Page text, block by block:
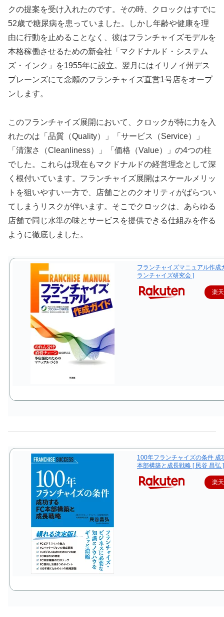
クの提案を受け入れたのです。その時、クロックはすでに
52歳で糖尿病を患っていました。しかし年齢や健康を理
由に行動を止めることなく、彼はフランチャイズモデルを
本格稼働させるための新会社「マクドナルド・システム
ズ・インク」を1955年に設立。翌月にはイリノイ州デス
プレーンズにて念願のフランチャイズ直営1号店をオープ
ンします。
このフランチャイズ展開において、クロックが特に力を入
れたのは「品質（Quality）」「サービス（Service）」
「清潔さ（Cleanliness）」「価格（Value）」の4つの柱
でした。これらは現在もマクドナルドの経営理念として深
く根付いています。フランチャイズ展開はスケールメリッ
トを狙いやすい一方で、店舗ごとのクオリティがばらつい
てしまうリスクが伴います。そこでクロックは、あらゆる
店舗で同じ水準の味とサービスを提供できる仕組みを作る
ように徹底しました。
フランチャイズマニュアル作成
ランチャイズ研究会 ]
楽
100年フランチャイズの条件 成
本部構築と成長戦略 [ 民谷 昌弘 ]
楽